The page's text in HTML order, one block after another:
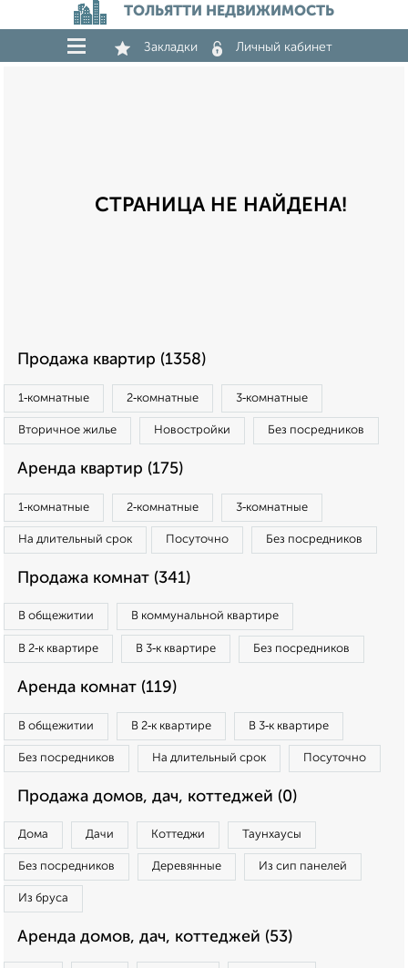
ТОЛЬЯТТИ НЕДВИЖИМОСТЬ
Закладки Личный кабинет
СТРАНИЦА НЕ НАЙДЕНА!
Продажа квартир (1358)
1‑комнатные 2‑комнатные 3‑комнатные
Вторичное жилье Новостройки Без посредников
Аренда квартир (175)
1‑комнатные 2‑комнатные 3‑комнатные
На длительный срок Посуточно Без посредников
Продажа комнат (341)
В общежитии В коммунальной квартире
В 2‑к квартире В 3‑к квартире Без посредников
Аренда комнат (119)
В общежитии В 2‑к квартире В 3‑к квартире
Без посредников На длительный срок Посуточно
Продажа домов, дач, коттеджей (0)
Дома Дачи Коттеджи Таунхаусы
Без посредников Деревянные Из сип панелей
Из бруса
Аренда домов, дач, коттеджей (53)